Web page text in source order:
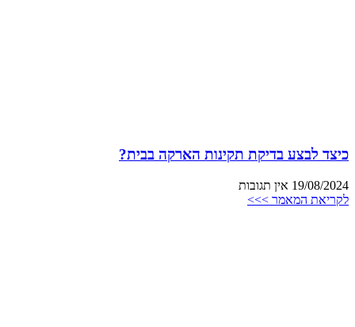
כיצד לבצע בדיקת תקינות הארקה בבית?
19/08/2024 אין תגובות
לקריאת המאמר >>>